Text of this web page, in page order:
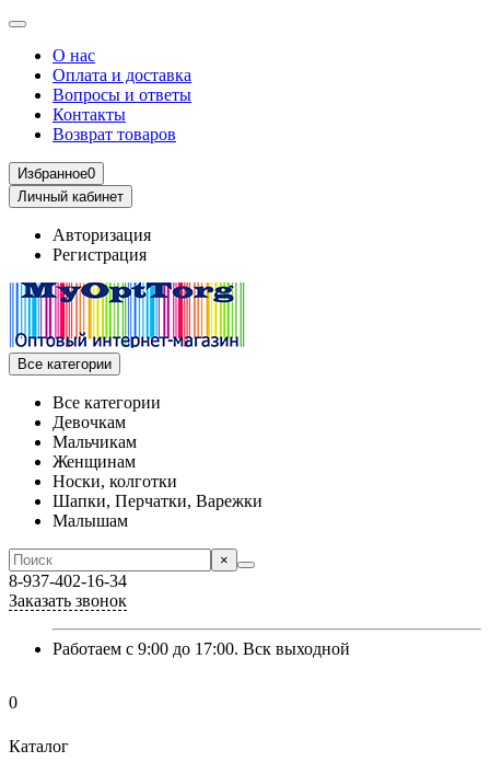
О нас
Оплата и доставка
Вопросы и ответы
Контакты
Возврат товаров
Избранное0
Личный кабинет
Авторизация
Регистрация
Все категории
Все категории
Девочкам
Мальчикам
Женщинам
Носки, колготки
Шапки, Перчатки, Варежки
Малышам
×
8-937-402-16-34
Заказать звонок
Работаем с 9:00 до 17:00. Вск выходной
0
Каталог